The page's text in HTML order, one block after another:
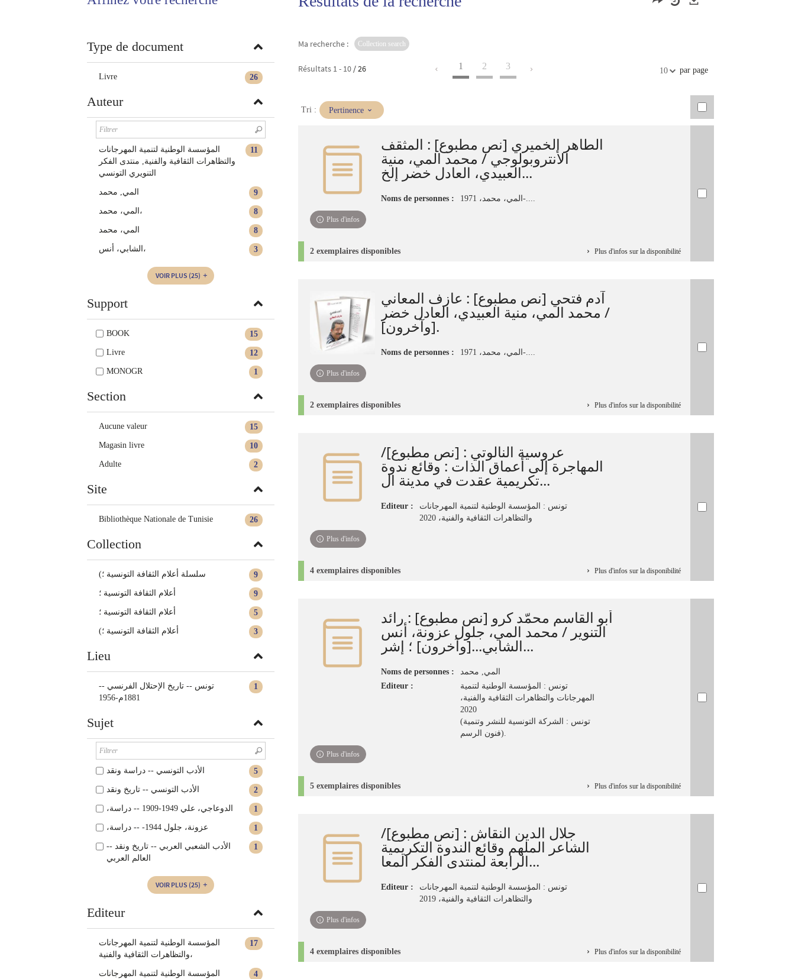
Ma recherche : Collection search
Résultats 1 - 10 / 26 1 2 3 10 par page
Tri :(Mise
immédiate)
Pertinence
الطاهر الخميري [نص مطبوع] : المثقف
الأنتروبولوجي / محمد المي، منية
العبيدي، العادل خضر إلخ...
Noms de personnes : المي، محمد، 1971-....
Plus d'infos
2 exemplaires disponibles Plus d'infos sur la disponibilité
آدم فتحي [نص مطبوع] : عازف المعاني
/ محمد المي، منية العبيدي، العادل خضر
[وآخرون].
Noms de personnes : المي، محمد، 1971-....
Plus d'infos
2 exemplaires disponibles Plus d'infos sur la disponibilité
عروسية النالوتي : ‏[نص مطبوع]‏‏/
‏المهاجرة إلى أعماق الذات‏‏ : ‏وقائع ندوة
تكريمية عقدت في مدينة ال...
Editeur :
تونس‏ : ‏المؤسسة الوطنية لتنمية المهرجانات
والتظاهرات الثقافية والفنية‏‏‏‏، ‏2020
Plus d'infos
4 exemplaires disponibles Plus d'infos sur la disponibilité
أبو القاسم محمّد كرو [نص مطبوع] : رائد
التنوير / محمد المي، جلول عزونة، أنس
الشابي...[وآخرون] ؛ إشر...
Noms de personnes :
المي‏, ‏محمد‏
Editeur :
تونس : المؤسسة الوطنية لتنمية
المهرجانات والتظاهرات الثقافية والفنية،
2020
(تونس : الشركة التونسية للنشر وتنمية
فنون الرسم).
Plus d'infos
5 exemplaires disponibles Plus d'infos sur la disponibilité
جلال الدين النقاش : [نص مطبوع]‏‏/
‏الشاعر الملهم ‏وقائع الندوة التكريمية
الرابعة لمنتدى الفكر المعا...
Editeur :
تونس : المؤسسة الوطنية لتنمية المهرجانات
والتظاهرات الثقافية والفنية، ‏2019‏
Plus d'infos
4 exemplaires disponibles Plus d'infos sur la disponibilité
Type de document
26
Livre
Auteur
11
المؤسسة الوطنية لتنمية المهرجانات
والتظاهرات الثقافية والفنية‏‏‏‏‏, ‏منتدى الفكر
التنويري التونسي‏‏
9 المي‏, ‏محمد‏
8 المي، محمد،
8 المي، ‏محمد‏
3 الشابي، أنس،
VOIR PLUS (25)
Support
15
BOOK
12
Livre
1
MONOGR
Section
15
Aucune valeur
10
Magasin livre
2
Adulte
Site
26
Bibliothèque Nationale de Tunisie
Collection
9 (سلسلة أعلام الثقافة التونسية ؛
9 أعلام الثقافة التونسية‏ ؛
5 أعلام الثقافة التونسية ؛
3 (أعلام الثقافة التونسية ؛
Lieu
1
تونس -- تاريخ الإحتلال الفرنسي --
1881م-1956
Sujet
5 الأدب التونسي -- دراسة ونقد
2 الأدب التونسي -- تاريخ ونقد
1 ،الدوعاجي، علي 1949-1909 -- دراسة
1 ،عزونة، جلول 1944- -- دراسة
1
الأدب الشعبي العربي -- تاريخ ونقد --
العالم العربي
VOIR PLUS (25)
Editeur
17
المؤسسة الوطنية لتنمية المهرجانات
والتظاهرات الثقافية والفنية،
4
‏المؤسسة الوطنية لتنمية المهرجانات